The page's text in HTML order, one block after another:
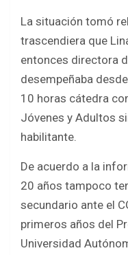
La situación tomó
trascendiera que
entonces directora
desempeñaba
10 horas cátedra
Jóvenes y Adultos
habilitante.
De acuerdo a la
20 años tampoco
secundario ante el
primeros años del
Universidad